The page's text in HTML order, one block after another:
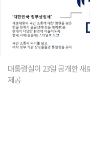
대통령실이 23일 공개한 새
제공